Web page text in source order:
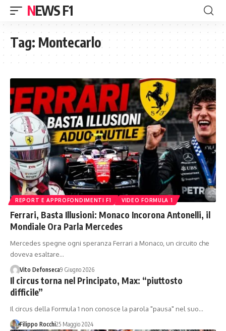
NEWS F1
Tag: Montecarlo
REPORT E APPROFONDIMENTI F1 VIDEO FORMULA 1
Ferrari, Basta Illusioni: Monaco Incorona Antonelli, il
Mondiale Ora Parla Mercedes
Mercedes spegne ogni speranza Ferrari a Monaco, un circuito che
doveva esaltare…
Vito Defonseca9 Giugno 2026
Il circus torna nel Principato, Max: “piuttosto
difficile”
Il circus della Formula 1 non conosce la parola "pausa" nel suo…
Filippo Rocchi25 Maggio 2024